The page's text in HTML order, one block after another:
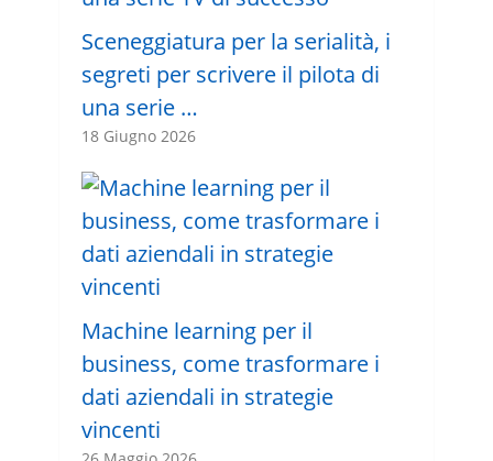
Sceneggiatura per la serialità, i
segreti per scrivere il pilota di
una serie …
18 Giugno 2026
Machine learning per il
business, come trasformare i
dati aziendali in strategie
vincenti